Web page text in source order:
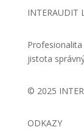
INTERAUDIT
jistota
© 2025
ODKAZY